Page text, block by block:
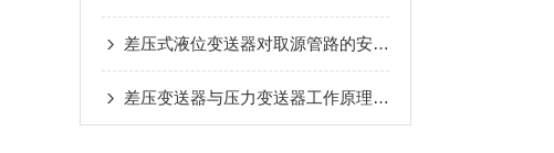
差压式液位变送器对取源管路的安装要求
差压变送器与压力变送器工作原理的区别